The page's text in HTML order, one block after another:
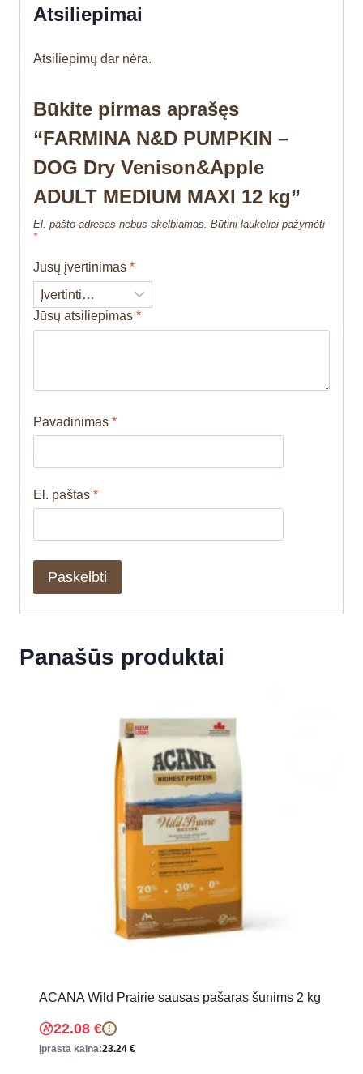
Atsiliepimai
Atsiliepimų dar nėra.
Būkite pirmas aprašęs
“FARMINA N&D PUMPKIN –
DOG Dry Venison&Apple
ADULT MEDIUM MAXI 12 kg”
El. pašto adresas nebus skelbiamas. Būtini laukeliai pažymėti
*
Jūsų įvertinimas *
Jūsų atsiliepimas *
Pavadinimas *
El. paštas *
Panašūs produktai
ACANA Wild Prairie sausas pašaras šunims 2 kg
22.08 € !
Įprasta kaina:23.24 €